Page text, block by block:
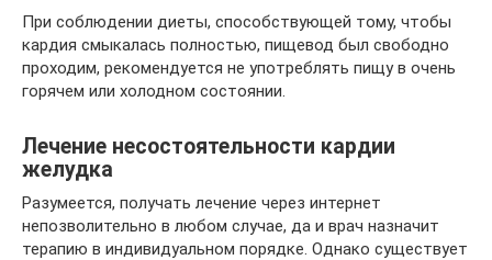
При соблюдении диеты, способствующей тому, чтобы
кардия смыкалась полностью, пищевод был свободно
проходим, рекомендуется не употреблять пищу в очень
горячем или холодном состоянии.
Лечение несостоятельности кардии
желудка
Разумеется, получать лечение через интернет
непозволительно в любом случае, да и врач назначит
терапию в индивидуальном порядке. Однако существует